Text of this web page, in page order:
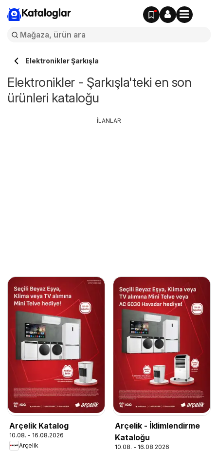
Kataloglar
Elektronikler Şarkışla
Elektronikler - Şarkışla'teki en son
ürünleri kataloğu
Arçelik Katalog
10.08. - 16.08.2026
Arçelik
Arçelik - İklimlendirme
Kataloğu
10.08. - 16.08.2026
İLANLAR